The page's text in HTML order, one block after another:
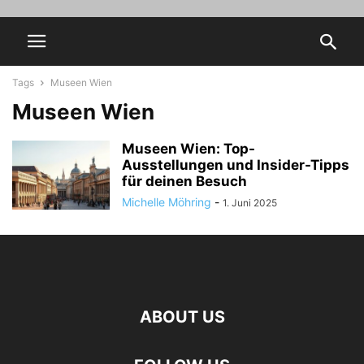
Tags Museen Wien
Museen Wien
Museen Wien: Top-
Ausstellungen und Insider-Tipps
für deinen Besuch
Michelle Möhring - 1. Juni 2025
ABOUT US